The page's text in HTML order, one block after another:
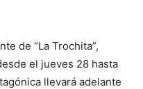
de “La Trochita”,
el jueves 28 hasta
llevará adelante